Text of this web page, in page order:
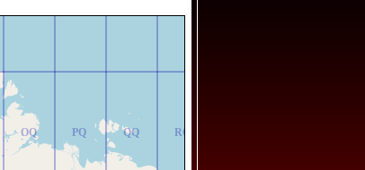
OQ PQ QQ RQ